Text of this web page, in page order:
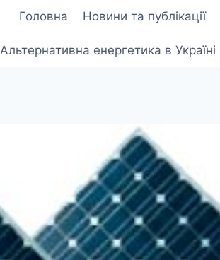
Головна Новини та публікації
Альтернативна енергетика в Україні